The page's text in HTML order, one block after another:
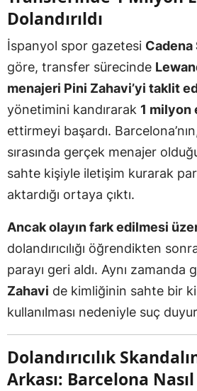
Dolandırıldı
İspanyol spor gazetesi Cadena
göre, transfer sürecinde
menajeri Pini Zahavi’yi taklit
yönetimini kandırarak 1 milyon
ettirmeyi başardı.
sırasında gerçek menajer
sahte kişiyle iletişim kurarak
aktardığı ortaya çıktı.
Ancak olayın fark edilmesi
dolandırıcılığı öğrendikten
parayı geri aldı. Aynı zamanda
Zahavi de kimliğinin sahte bir
kullanılması nedeniyle suç
Dolandırıcılık
Arkası: Barcelona Nasıl